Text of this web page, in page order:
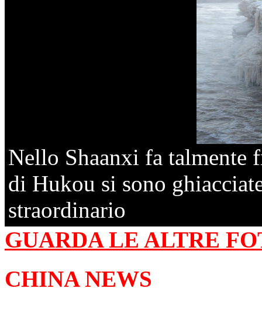
Nello Shaanxi fa talmente
di Hukou si sono
straordinario
GUARDA LE ALTRE
CHINA NEWS